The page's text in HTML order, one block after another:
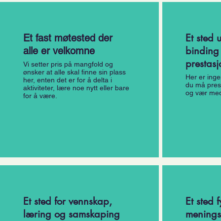
Et fast møtested der
alle er velkomne
Vi setter pris på mangfold og
ønsker at alle skal finne sin plass
her, enten det er for å delta i
aktiviteter, lære noe nytt eller bare
for å være.
Et sted for vennskap,
læring og samskaping
Et sted
Her er
du må
og vær
Et sted